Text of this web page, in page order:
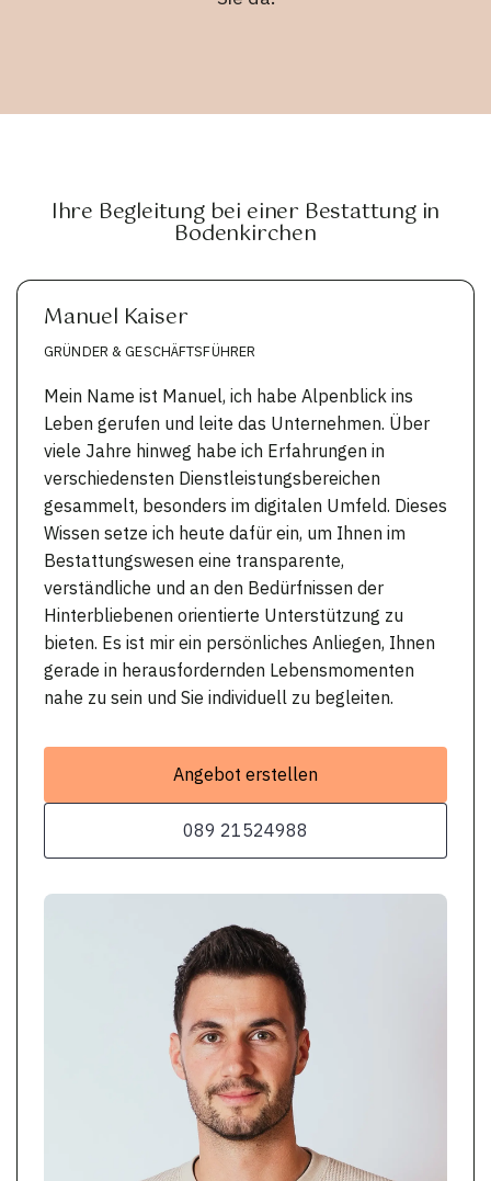
Ihre Begleitung bei einer Bestattung in
Bodenkirchen
Manuel Kaiser
GRÜNDER & GESCHÄFTSFÜHRER
Mein Name ist Manuel, ich habe Alpenblick ins
Leben gerufen und leite das Unternehmen. Über
viele Jahre hinweg habe ich Erfahrungen in
verschiedensten Dienstleistungsbereichen
gesammelt, besonders im digitalen Umfeld. Dieses
Wissen setze ich heute dafür ein, um Ihnen im
Bestattungswesen eine transparente,
verständliche und an den Bedürfnissen der
Hinterbliebenen orientierte Unterstützung zu
bieten. Es ist mir ein persönliches Anliegen, Ihnen
gerade in herausfordernden Lebensmomenten
nahe zu sein und Sie individuell zu begleiten.
Angebot erstellen
089 21524988